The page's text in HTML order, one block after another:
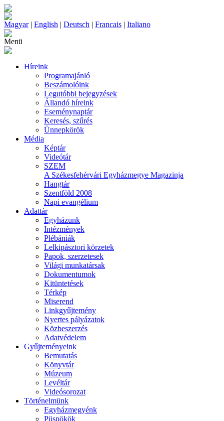
Magyar| English | Deutsch | Francais | Italiano
Menü
Híreink
Programajánló
Beszámolóink
Legutóbbi bejegyzések
Állandó híreink
Eseménynaptár
Keresés, szűrés
Ünnepkörök
Média
Képtár
Videótár
SZEM
A Székesfehérvári Egyházmegye Magazinja
Hangtár
Szentföld 2008
Napi evangélium
Adattár
Egyházunk
Intézmények
Plébániák
Lelkipásztori körzetek
Papok, szerzetesek
Világi munkatársak
Dokumentumok
Kitüntetések
Térkép
Miserend
Linkgyűjtemény
Nyertes pályázatok
Közbeszerzés
Adatvédelem
Gyűjteményeink
Bemutatás
Könyvtár
Múzeum
Levéltár
Videósorozat
Történelmünk
Egyházmegyénk
Püspökök